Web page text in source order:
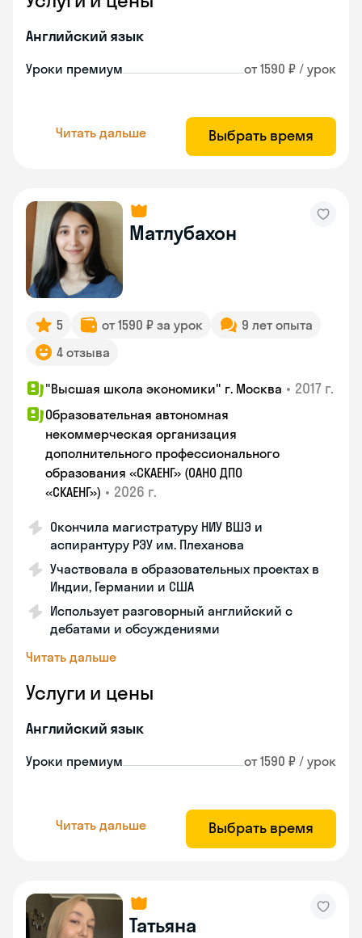
Английский язык
Уроки премиум от 1590 ₽ / урок
Читать дальше Выбрать время
Матлубахон
5 от 1590 ₽ за урок
9 лет опыта
4 отзыва
"Высшая школа экономики" г. Москва • 2017 г.
Образовательная автономная
некоммерческая организация
дополнительного профессионального
образования «СКАЕНГ» (ОАНО ДПО
«СКАЕНГ») • 2026 г.
Окончила магистратуру НИУ ВШЭ и
аспирантуру РЭУ им. Плеханова
Участвовала в образовательных проектах в
Индии, Германии и США
Использует разговорный английский с
дебатами и обсуждениями
Читать дальше
Услуги и цены
Английский язык
Уроки премиум от 1590 ₽ / урок
Читать дальше Выбрать время
Татьяна